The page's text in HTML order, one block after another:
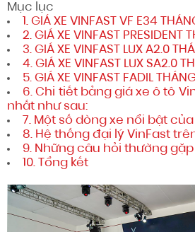
Mục lục
1. GIÁ XE VINFAST VF E34
2. GIÁ XE VINFAST PRESIDENT
3. GIÁ XE VINFAST LUX A2.0
4. GIÁ XE VINFAST LUX SA2.0
5. GIÁ XE VINFAST FADIL
6. Chi tiết bảng giá xe ô tô
nhất như sau:
7. Một số dòng xe nổi bật của
8. Hệ thống đại lý VinFast
9. Những câu hỏi thường
10. Tổng kết